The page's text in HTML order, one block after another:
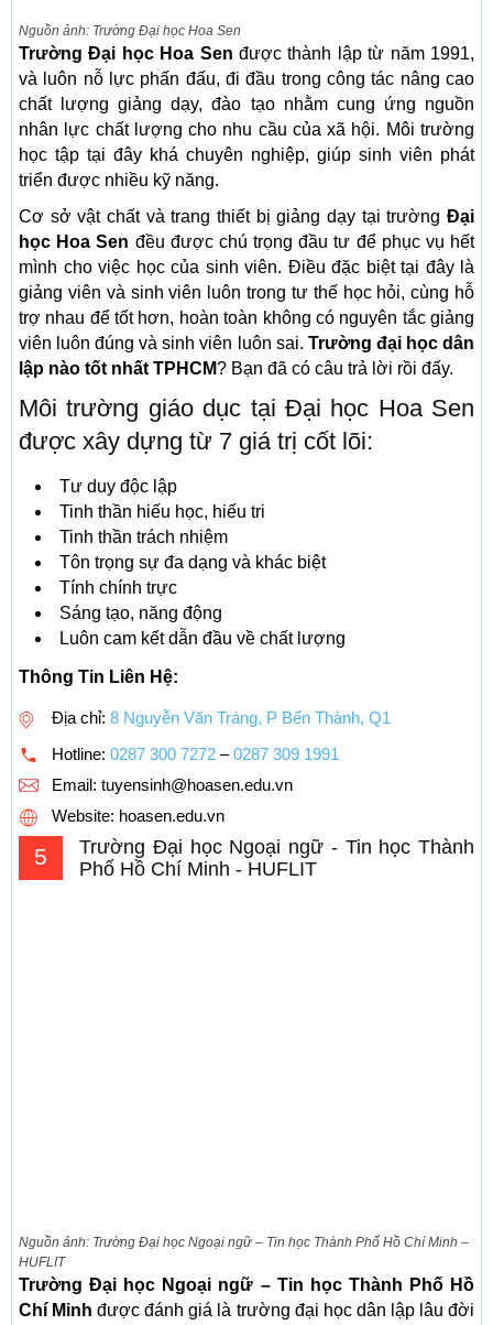
Nguồn ảnh: Trường Đại học Hoa Sen
Trường Đại học Hoa Sen được thành lập từ năm 1991,
và luôn nỗ lực phấn đấu, đi đầu trong công tác nâng cao
chất lượng giảng dạy, đào tạo nhằm cung ứng nguồn
nhân lực chất lượng cho nhu cầu của xã hội. Môi trường
học tập tại đây khá chuyên nghiệp, giúp sinh viên phát
triển được nhiều kỹ năng.
Cơ sở vật chất và trang thiết bị giảng dạy tại trường Đại
học Hoa Sen đều được chú trọng đầu tư để phục vụ hết
mình cho việc học của sinh viên. Điều đặc biệt tại đây là
giảng viên và sinh viên luôn trong tư thế học hỏi, cùng hỗ
trợ nhau để tốt hơn, hoàn toàn không có nguyên tắc giảng
viên luôn đúng và sinh viên luôn sai. Trường đại học dân
lập nào tốt nhất TPHCM? Bạn đã có câu trả lời rồi đấy.
Môi trường giáo dục tại Đại học Hoa Sen
được xây dựng từ 7 giá trị cốt lõi:
Tư duy độc lập
Tinh thần hiếu học, hiếu tri
Tinh thần trách nhiệm
Tôn trọng sự đa dạng và khác biệt
Tính chính trực
Sáng tạo, năng động
Luôn cam kết dẫn đầu về chất lượng
Thông Tin Liên Hệ:
Địa chỉ: 8 Nguyễn Văn Tráng, P Bến Thành, Q1
Hotline: 0287 300 7272 –0287 309 1991
Email: tuyensinh@hoasen.edu.vn
Website: hoasen.edu.vn
5
Trường Đại học Ngoại ngữ - Tin học Thành
Phố Hồ Chí Minh - HUFLIT
Nguồn ảnh: Trường Đại học Ngoại ngữ – Tin học Thành Phố Hồ Chí Minh –
HUFLIT
Trường Đại học Ngoại ngữ – Tin học Thành Phố Hồ
Chí Minh được đánh giá là trường đại học dân lập lâu đời